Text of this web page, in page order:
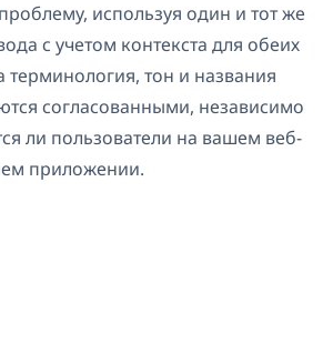
используя один и тот же
с учетом контекста для обеих
тон и названия
согласованными, независимо
ли пользователи на вашем веб-
приложении.